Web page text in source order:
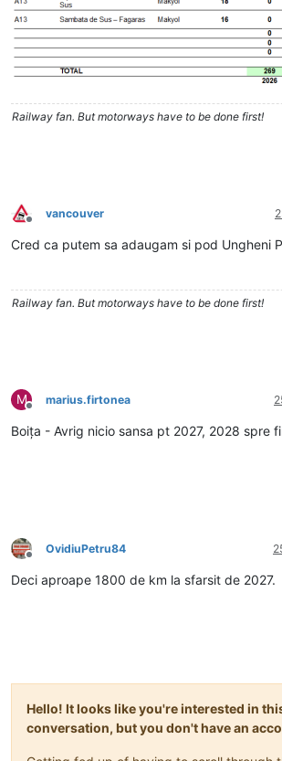
Railway fan. But motorways have to be done first!
Deconectat
vancouver
Cred ca putem sa adaugam si pod Ungheni
Railway fan. But motorways have to be done first!
M
Deconectat
marius.firtonea
Boița - Avrig nicio sansa pt 2027, 2028 spre
Deconectat
OvidiuPetru84
Deci aproape 1800 de km la sfarsit de 2027.
Hello! It looks like you're interested in
conversation, but you don't have an